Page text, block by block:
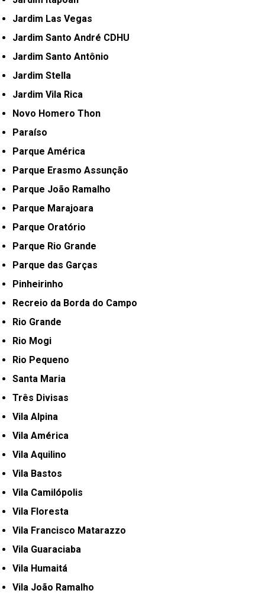
Jardim Las Vegas
Jardim Santo André CDHU
Jardim Santo Antônio
Jardim Stella
Jardim Vila Rica
Novo Homero Thon
Paraíso
Parque América
Parque Erasmo Assunção
Parque João Ramalho
Parque Marajoara
Parque Oratório
Parque Rio Grande
Parque das Garças
Pinheirinho
Recreio da Borda do Campo
Rio Grande
Rio Mogi
Rio Pequeno
Santa Maria
Três Divisas
Vila Alpina
Vila América
Vila Aquilino
Vila Bastos
Vila Camilópolis
Vila Floresta
Vila Francisco Matarazzo
Vila Guaraciaba
Vila Humaitá
Vila João Ramalho